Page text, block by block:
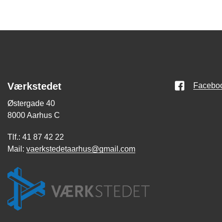
Værkstedet
Østergade 40
8000 Aarhus C
Tlf.: 41 87 42 22
Mail: vaerkstedetaarhus@gmail.com